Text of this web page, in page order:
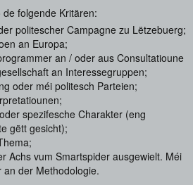
folgende Kritären:
politescher Campagne zu Lëtzebuerg;
an Europa;
an / oder aus Consultatioune
an Interessegruppen;
oder méi politesch Parteien;
spezifesche Charakter (eng
gëtt gesicht);
Achs vum Smartspider ausgewielt. Méi
der Methodologie.